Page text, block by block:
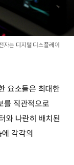
자는 디지털 디스플레이
요소들은 최대한
를 직관적으로
와 나란히 배치된
각각의